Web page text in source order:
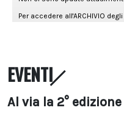
EVENTI
Al via la 2°